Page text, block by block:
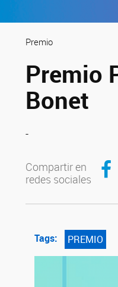
Premio
Premio
Bonet
-
Compartir en
redes sociales
Tags: PREMIO